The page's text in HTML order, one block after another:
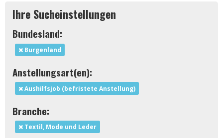
Ihre Sucheinstellungen
Bundesland:
Burgenland
Anstellungsart(en):
Aushilfsjob (befristete Anstellung)
Branche:
Textil, Mode und Leder